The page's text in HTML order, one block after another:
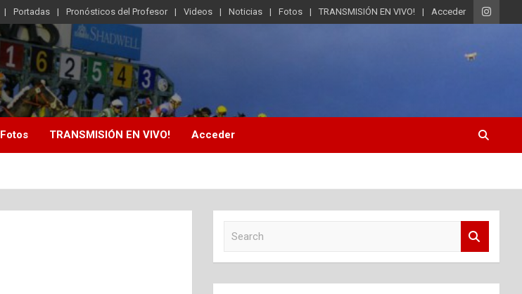
Portadas Pronósticos del Profesor Videos Noticias Fotos TRANSMISIÓN EN VIVO! Acceder
Fotos TRANSMISIÓN EN VIVO! Acceder
c